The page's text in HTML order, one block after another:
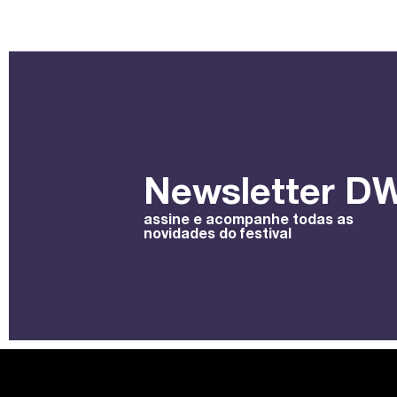
Newsletter
assine e acompanhe todas as
novidades do festival